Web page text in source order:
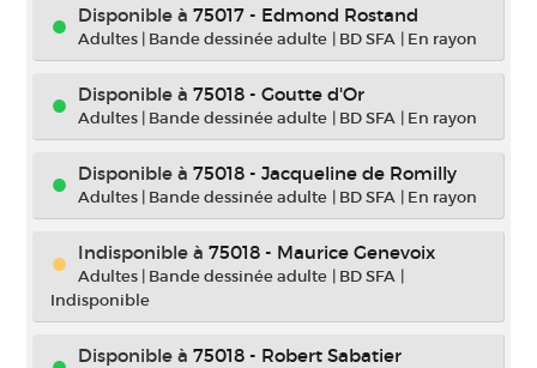
Disponible à 75017 - Edmond Rostand
Adultes | Bande dessinée adulte | BD SFA | En rayon
Disponible à 75018 - Goutte d'Or
Adultes | Bande dessinée adulte | BD SFA | En rayon
Disponible à 75018 - Jacqueline de Romilly
Adultes | Bande dessinée adulte | BD SFA | En rayon
Indisponible à 75018 - Maurice Genevoix
Adultes | Bande dessinée adulte | BD SFA |
Indisponible
Disponible à 75018 - Robert Sabatier